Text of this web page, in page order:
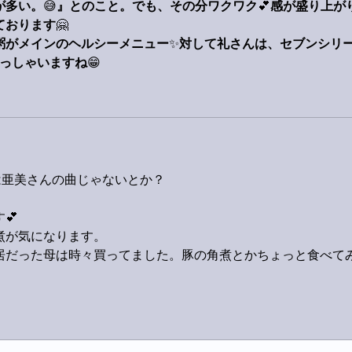
い。 😅』とのこと。でも、その分ワクワク 💕感が盛り上が
おります🤗
メインのヘルシーメニュー✨対して礼さんは、セブンシリ
しゃいますね😁
美さんの曲じゃないとか？
💕
気になります。
った母は時々買ってました。豚の角煮とかちょっと食べて